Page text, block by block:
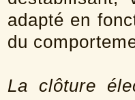
adapté en
du
La clôture